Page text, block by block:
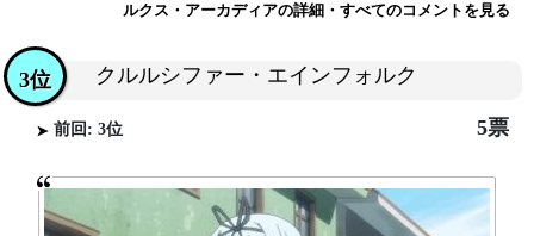
ルクス・アーカディアの詳細・すべてのコメントを見る
クルルシファー・エインフォルク
3位
前回: 3位 5票